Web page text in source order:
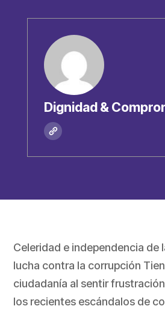
Dignidad &
Celeridad e independencia de
lucha contra la corrupción
ciudadanía al sentir
los recientes escándalos de